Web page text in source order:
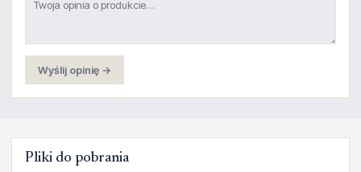
Wyślij opinię →
Pliki do pobrania